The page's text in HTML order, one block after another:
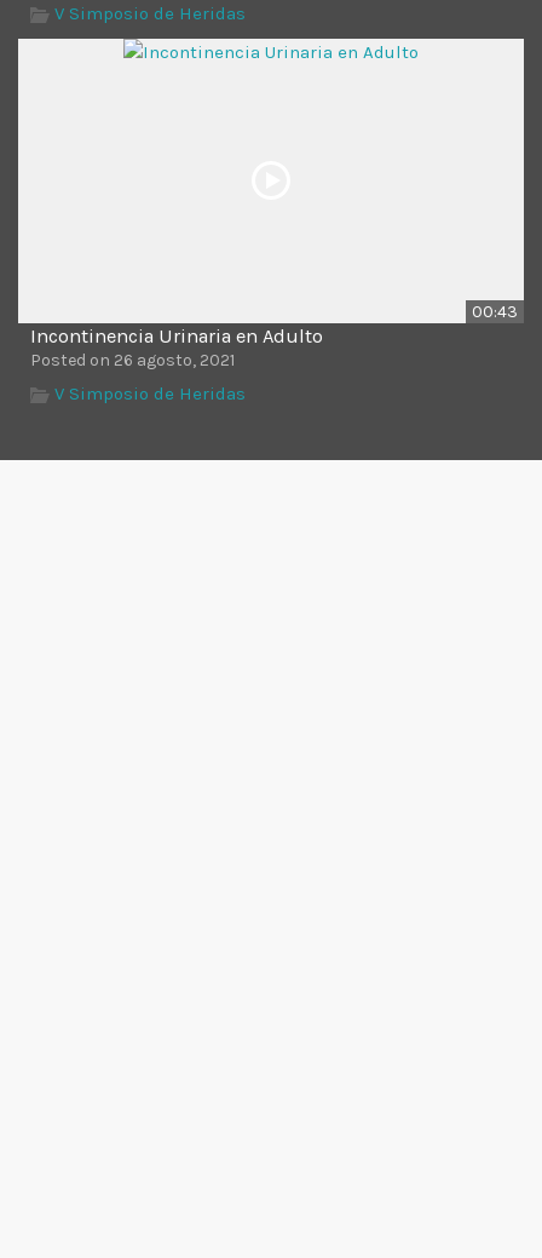
V Simposio de Heridas
00:43
Incontinencia Urinaria en Adulto
Posted on 26 agosto, 2021
V Simposio de Heridas